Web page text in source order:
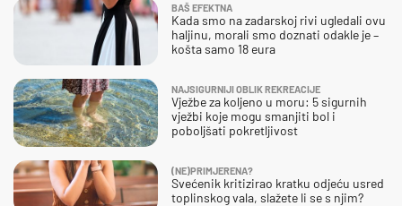
BAŠ EFEKTNA
Kada smo na zadarskoj rivi ugledali ovu
haljinu, morali smo doznati odakle je –
košta samo 18 eura
NAJSIGURNIJI OBLIK REKREACIJE
Vježbe za koljeno u moru: 5 sigurnih
vježbi koje mogu smanjiti bol i
poboljšati pokretljivost
(NE)PRIMJERENA?
Svećenik kritizirao kratku odjeću usred
toplinskog vala, slažete li se s njim?